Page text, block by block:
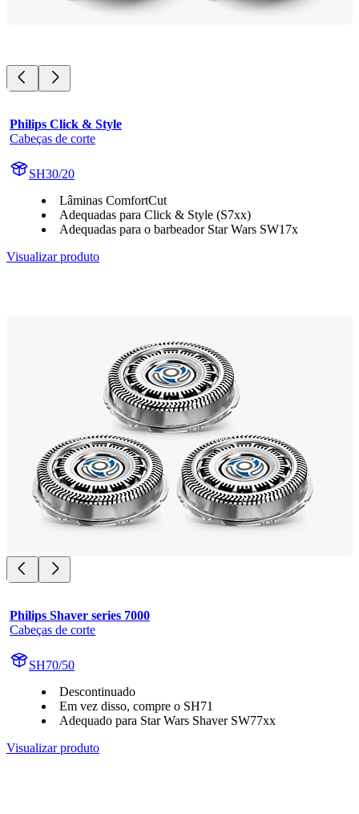
Philips Click & Style
Cabeças de corte
SH30/20
Lâminas ComfortCut
Adequadas para Click & Style (S7xx)
Adequadas para o barbeador Star Wars SW17x
Visualizar produto
Philips Shaver series 7000
Cabeças de corte
SH70/50
Descontinuado
Em vez disso, compre o SH71
Adequado para Star Wars Shaver SW77xx
Visualizar produto